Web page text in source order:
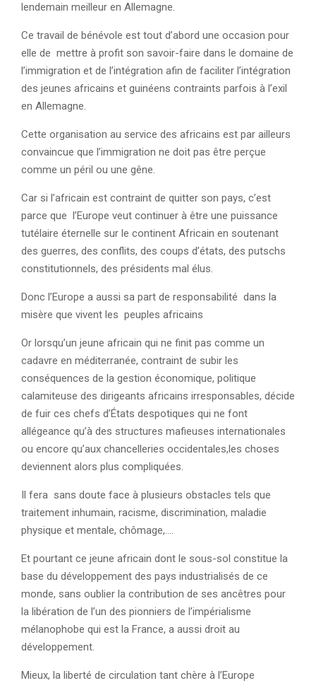
lendemain meilleur en Allemagne.
Ce travail de bénévole est tout d’abord une occasion pour
elle de mettre à profit son savoir-faire dans le domaine de
l’immigration et de l’intégration afin de faciliter l’intégration
des jeunes africains et guinéens contraints parfois à l’exil
en Allemagne.
Cette organisation au service des africains est par ailleurs
convaincue que l’immigration ne doit pas être perçue
comme un péril ou une gêne.
Car si l’africain est contraint de quitter son pays, c’est
parce que l’Europe veut continuer à être une puissance
tutélaire éternelle sur le continent Africain en soutenant
des guerres, des conflits, des coups d’états, des putschs
constitutionnels, des présidents mal élus.
Donc l’Europe a aussi sa part de responsabilité dans la
misère que vivent les peuples africains
Or lorsqu’un jeune africain qui ne finit pas comme un
cadavre en méditerranée, contraint de subir les
conséquences de la gestion économique, politique
calamiteuse des dirigeants africains irresponsables, décide
de fuir ces chefs d’États despotiques qui ne font
allégeance qu’à des structures mafieuses internationales
ou encore qu’aux chancelleries occidentales,les choses
deviennent alors plus compliquées.
Il fera sans doute face à plusieurs obstacles tels que
traitement inhumain, racisme, discrimination, maladie
physique et mentale, chômage,….
Et pourtant ce jeune africain dont le sous-sol constitue la
base du développement des pays industrialisés de ce
monde, sans oublier la contribution de ses ancêtres pour
la libération de l’un des pionniers de l’impérialisme
mélanophobe qui est la France, a aussi droit au
développement.
Mieux, la liberté de circulation tant chère à l’Europe